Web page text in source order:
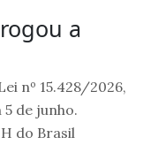
a
nº 15.428/2026,
de junho.
do Brasil